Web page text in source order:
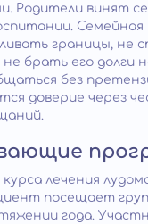
Родители винят
границы, не
брать его долги
без
доверие через
курса лечения
посещает
года.